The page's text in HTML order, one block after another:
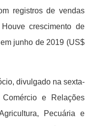
registros de vendas
crescimento de
junho de 2019 (US$
divulgado na sexta-
e Relações
Pecuária e